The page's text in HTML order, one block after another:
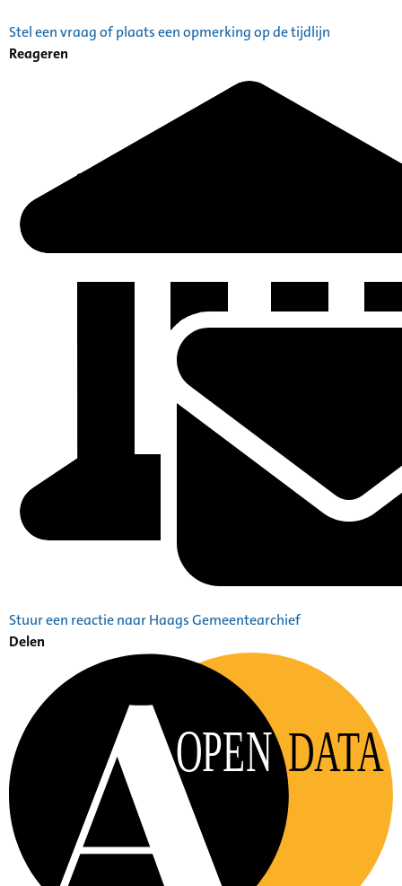
Stel een vraag of plaats een opmerking op de tijdlijn
Reageren
Stuur een reactie naar Haags Gemeentearchief
Delen
OPEN DATA